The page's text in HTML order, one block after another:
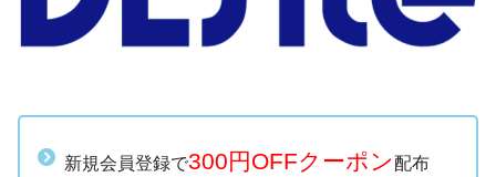
新規会員登録で300円OFFクーポン配布